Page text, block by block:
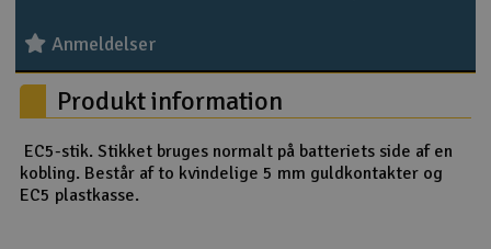
Scooter & elkøretøj
Slot racing
Smarthjem, leg og hobby
Anmeldelser
Produkt information
EC5-stik. Stikket bruges normalt på batteriets side af en
kobling. Består af to kvindelige 5 mm guldkontakter og
EC5 plastkasse.